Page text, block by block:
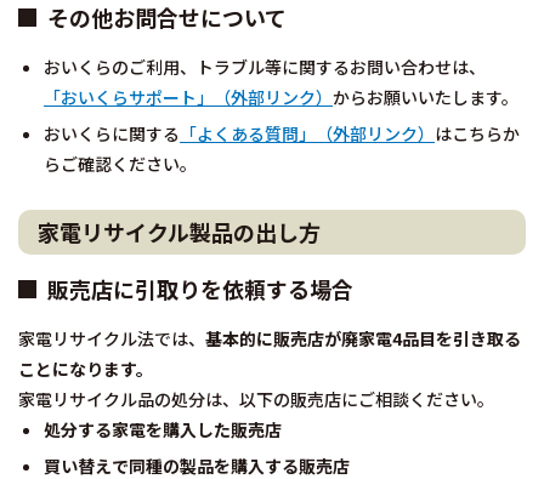
その他お問合せについて
おいくらのご利用、トラブル等に関するお問い合わせは、
「おいくらサポート」（外部リンク） からお願いいたします。
おいくらに関する 「よくある質問」（外部リンク） はこちらか
らご確認ください。
家電リサイクル製品の出し方
販売店に引取りを依頼する場合
家電リサイクル法では、 基本的に販売店が廃家電4品目を引き取る
ことになります。
家電リサイクル品の処分は、以下の販売店にご相談ください。
処分する家電を購入した販売店
買い替えで同種の製品を購入する販売店